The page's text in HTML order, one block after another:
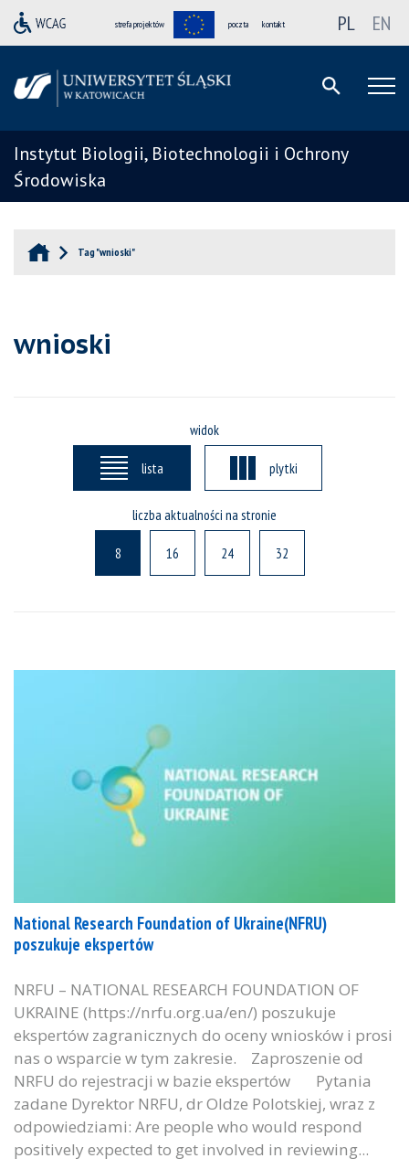
strefa projektów poczta kontakt PL EN
Instytut Biologii, Biotechnologii i Ochrony
Środowiska
Tag "wnioski"
wnioski
widok
lista plytki
liczba aktualności na stronie
8 16 24 32
National Research Foundation of Ukraine(NFRU)
poszukuje ekspertów
NRFU – NATIONAL RESEARCH FOUNDATION OF
UKRAINE (https://nrfu.org.ua/en/) poszukuje
ekspertów zagranicznych do oceny wniosków i prosi
nas o wsparcie w tym zakresie. Zaproszenie od
NRFU do rejestracji w bazie ekspertów Pytania
zadane Dyrektor NRFU, dr Oldze Polotskiej, wraz z
odpowiedziami: Are people who would respond
positively expected to get involved in reviewing...